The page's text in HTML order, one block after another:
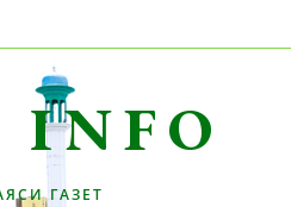
INFO
ГАЗЕТ